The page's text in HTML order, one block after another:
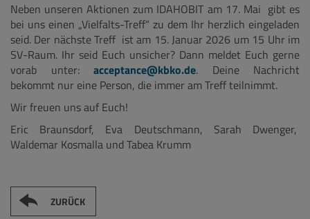
Neben unseren Aktionen zum IDAHOBIT am 17. Mai gibt es
bei uns einen „Vielfalts-Treff“ zu dem Ihr herzlich eingeladen
seid. Der nächste Treff ist am 15. Januar 2026 um 15 Uhr im
SV-Raum. Ihr seid Euch unsicher? Dann meldet Euch gerne
vorab unter: acceptance@kbko.de. Deine Nachricht
bekommt nur eine Person, die immer am Treff teilnimmt.
Wir freuen uns auf Euch!
Eric Braunsdorf, Eva Deutschmann, Sarah Dwenger,
Waldemar Kosmalla und Tabea Krumm
ZURÜCK